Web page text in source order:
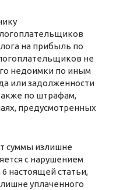
на прибыль по
не
недоимки по иным
или задолженности
по штрафам,
предусмотренных
суммы излишне
с нарушением
настоящей статьи,
уплаченного